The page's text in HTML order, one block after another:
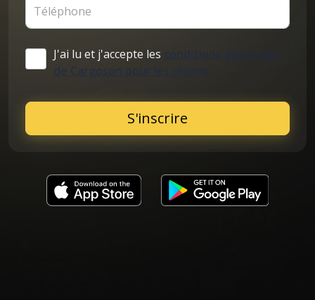
Téléphone
J'ai lu et j'accepte les
conditions générales
S'inscrire